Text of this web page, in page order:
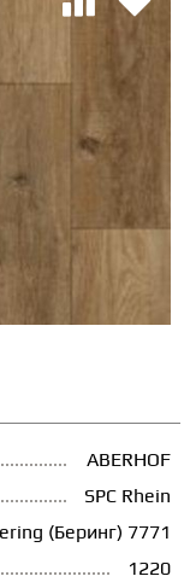
ABERHOF
SPC Rhein
(Беринг) 7771
1220